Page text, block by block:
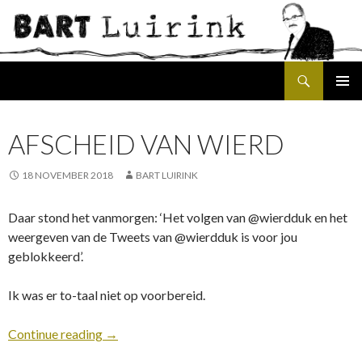
AFSCHEID VAN WIERD
18 NOVEMBER 2018 BART LUIRINK
Daar stond het vanmorgen: ‘Het volgen van @wierdduk en het
weergeven van de Tweets van @wierdduk is voor jou
geblokkeerd’.
Ik was er to-taal niet op voorbereid.
Continue reading →